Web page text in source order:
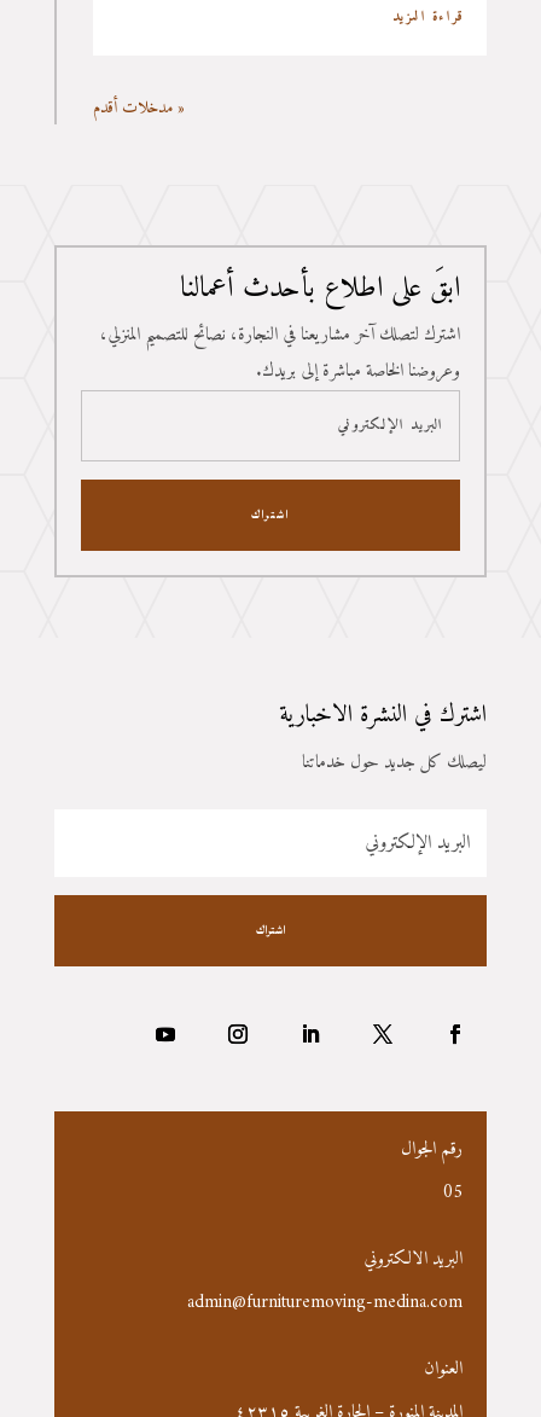
قراءة المزيد
« مدخلات أقدم
ابقَ على اطلاع بأحدث أعمالنا
اشترك لتصلك آخر مشاريعنا في النجارة، نصائح للتصميم المنزلي،
وعروضنا الخاصة مباشرة إلى بريدك.
اشتراك
اشترك في النشرة الاخبارية
ليصلك كل جديد حول خدماتنا
اشتراك
رقم الجوال
05
البريد الالكتروني
admin@furnituremoving-medina.com
العنوان